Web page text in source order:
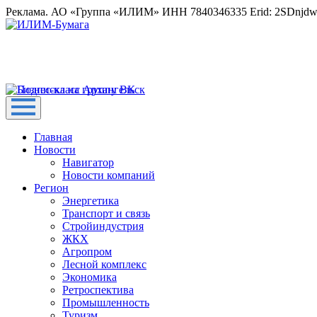
Реклама. АО «Группа «ИЛИМ» ИНН 7840346335 Erid:
Главная
Новости
Навигатор
Новости компаний
Регион
Энергетика
Транспорт и связь
Стройиндустрия
ЖКХ
Агропром
Лесной комплекс
Экономика
Ретроспектива
Промышленность